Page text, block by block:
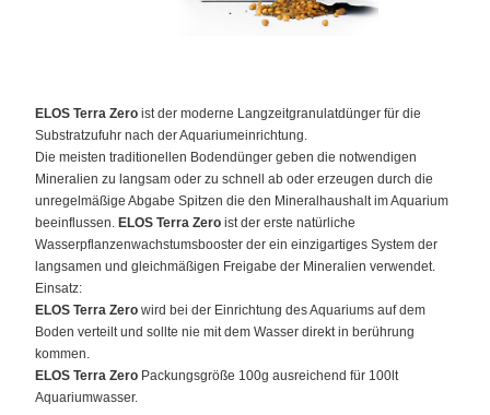
ELOS Terra Zero ist der moderne Langzeitgranulatdünger für die
Substratzufuhr nach der Aquariumeinrichtung.
Die meisten traditionellen Bodendünger geben die notwendigen
Mineralien zu langsam oder zu schnell ab oder erzeugen durch die
unregelmäßige Abgabe Spitzen die den Mineralhaushalt im Aquarium
beeinflussen. ELOS Terra Zero ist der erste natürliche
Wasserpflanzenwachstumsbooster der ein einzigartiges System der
langsamen und gleichmäßigen Freigabe der Mineralien verwendet.
Einsatz:
ELOS Terra Zero wird bei der Einrichtung des Aquariums auf dem
Boden verteilt und sollte nie mit dem Wasser direkt in berührung
kommen.
ELOS Terra Zero Packungsgröße 100g ausreichend für 100lt
Aquariumwasser.